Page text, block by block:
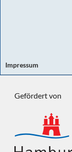
Impressum
Gefördert von